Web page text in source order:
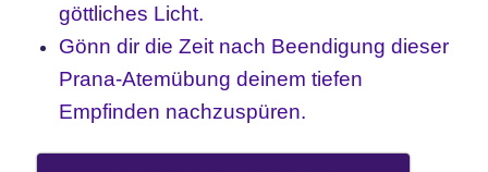
göttliches Licht.
Gönn dir die Zeit nach Beendigung dieser
Prana-Atemübung deinem tiefen
Empfinden nachzuspüren.